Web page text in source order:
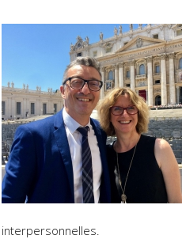
interpersonnelles.